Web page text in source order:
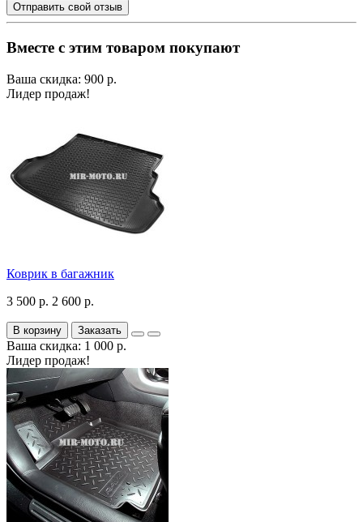
Отправить свой отзыв
Вместе с этим товаром покупают
Ваша скидка: 900 р.
Лидер продаж!
Коврик в багажник
3 500 р. 2 600 р.
В корзину Заказать
Ваша скидка: 1 000 р.
Лидер продаж!